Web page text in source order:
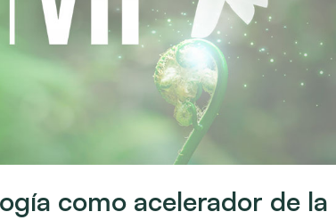
como acelerador de la